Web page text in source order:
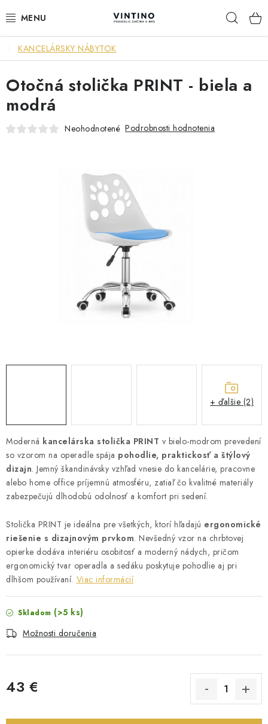
na
NÁBYTOK
VÝPREDAJ
ZÁVESNÉ HOJDACIE KRESLÁ
JEDÁLENSKÉ STOLY
JEDÁLENSKÉ STOLIČKY
STOJANY A REGÁLY
SKRIŇA NA TOPANKY
FAQ - NAJČASTEJŠIE OTÁZKY
Všeobecné obchodné podmienky
Reklamácia vrátenie tovaru
KANCELÁRSKY NÁBYTOK
Moderná kancelárska stolička PRINT v bielo-modrom prevedení
so vzorom na operadle spája pohodlie, praktickosť a štýlový
dizajn. Jemný škandinávsky vzhľad vnesie do kancelárie, pracovne
alebo home office príjemnú atmosféru, zatiaľ čo kvalitné materiály
zabezpečujú dlhodobú odolnosť a komfort pri sedení.
Stolička PRINT je ideálna pre všetkých, ktorí hľadajú ergonomické
riešenie s dizajnovým prvkom. Nevšedný vzor na chrbtovej
opierke dodáva interiéru osobitosť a moderný nádych, pričom
ergonomický tvar operadla a sedáku poskytuje pohodlie aj pri
dlhšom používaní. Viac informácií
Skladom (>5 ks)
Možnosti doručenia
43 €
Otočná stolička PRINT - biela a
modrá
Neohodnotené Podrobnosti hodnotenia
+ ďalšie (2)